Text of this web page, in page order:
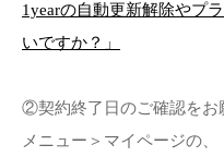
1yearの自動更新解除やプ
いですか？」
②契約終了日のご確認をお
メニュー＞マイページの